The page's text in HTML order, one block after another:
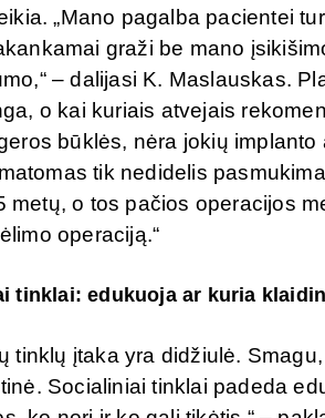
„Mano pagalba pacientei
graži be mano
– dalijasi K. Maslauskas.
o kai kuriais atvejais
būklės, nėra jokių
tik nedidelis
metų, o tos pačios operacijos
operaciją.“
tinklai: edukuoja ar kuria
tinklų įtaka yra didžiulė.
Socialiniai tinklai padeda